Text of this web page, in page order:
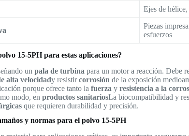
Ejes de
Piezas
esfuerzos
15-5PH para estas aplicaciones?
unpala de turbina para un motor a reacción. Debe
alta velocidady resistircorrosión de la exposición
porque ofrece tanto lafuerza yresistencia a la
modo, enproductos sanitariosLa biocompatibilidad y
que requieren durabilidad y precisión.
y normas para el polvo 15-5PH